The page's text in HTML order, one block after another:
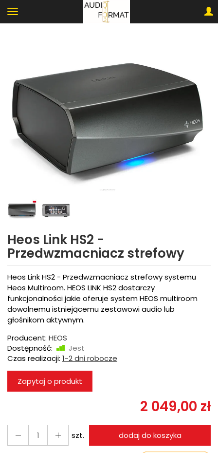
Heos Link HS2 -
Przedwzmacniacz strefowy
Heos Link HS2 - Przedwzmacniacz strefowy systemu
Heos Multiroom. HEOS LINK HS2 dostarczy
funkcjonalności jakie oferuje system HEOS multiroom
dowolnemu istniejącemu zestawowi audio lub
głośnikom aktywnym.
Producent: HEOS
Dostępność:
Jest
Czas realizacji: 1-2 dni robocze
Zapytaj o produkt
2 049,00 zł
szt. dodaj do koszyka